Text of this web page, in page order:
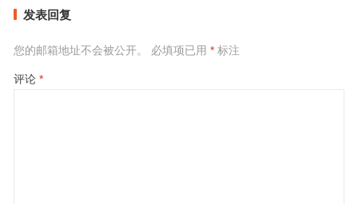
发表回复
您的邮箱地址不会被公开。 必填项已用 *标注
评论 *